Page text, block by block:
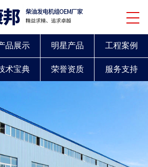
品展示 明星产品 工程案例
术宝典 荣誉资质 服务支持